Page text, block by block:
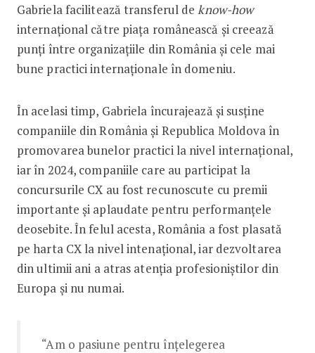
Gabriela facilitează transferul deknow-how
internațional către piața românească și creează
punți între organizațiile din România și cele mai
bune practici internaționale în domeniu.
În acelasi timp, Gabriela încurajează și susține
companiile din România și Republica Moldova în
promovarea bunelor practici la nivel internațional,
iar în 2024, companiile care au participat la
concursurile CX au fost recunoscute cu premii
importante și aplaudate pentru performanțele
deosebite. În felul acesta, România a fost plasată
pe harta CX la nivel intenațional, iar dezvoltarea
din ultimii ani a atras atenția profesioniștilor din
Europa și nu numai.
“Am o pasiune pentru înțelegerea